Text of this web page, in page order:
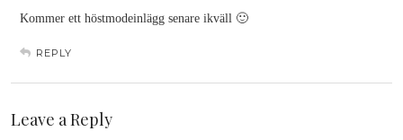
Kommer ett höstmodeinlägg senare ikväll 🙂
REPLY
Leave a Reply